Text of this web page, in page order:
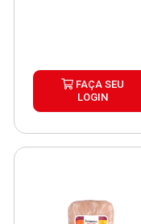
FAÇA SEU
LOGIN